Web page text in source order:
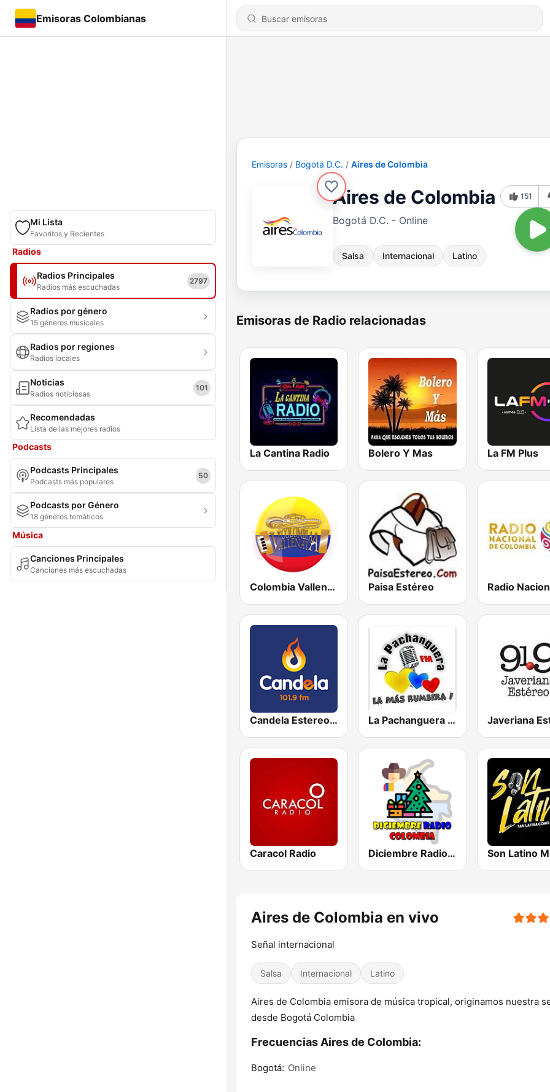
Emisoras Colombianas
Mi Lista
Favoritos y Recientes
Radios
Radios Principales
Radios más escuchadas
2797
Radios por género
15 géneros musicales
Radios por regiones
Radios locales
Noticias
Radios noticiosas
101
Recomendadas
Lista de las mejores radios
Podcasts
Podcasts Principales
Podcasts más populares
50
Podcasts por Género
18 géneros temáticos
Música
Canciones Principales
Canciones más escuchadas
Emisoras Bogotá D.C. Aires de Colombia
Aires de Colombia
Bogotá D.C. - Online
Salsa Internacional Latino
151
Emisoras de Radio relacionadas
La Cantina Radio Bolero Y Mas La FM Plus
Colombia Vallenata Paisa Estéreo
Candela Estereo 101.9 FM La Pachanguera FM
Caracol Radio Diciembre Radio Colombia
Aires de Colombia en vivo
Señal internacional
Salsa Internacional Latino
Aires de Colombia emisora de música tropical, originamos nuestra
desde Bogotá Colombia
Frecuencias Aires de Colombia:
Bogotá: Online